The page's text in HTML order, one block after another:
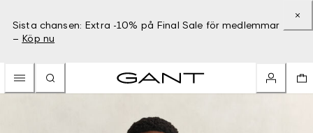
Sista chansen: Extra -10% på Final Sale för medlemmar
– Köp nu